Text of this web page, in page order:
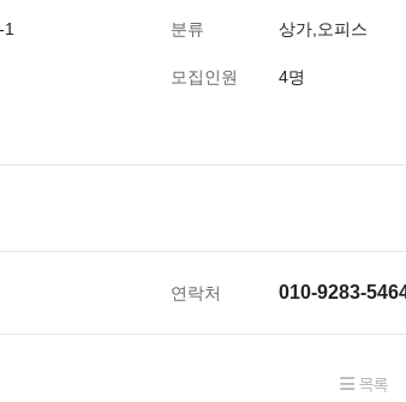
분류 상가,오피스
모집인원 4명
연락처 010-9283-
목록